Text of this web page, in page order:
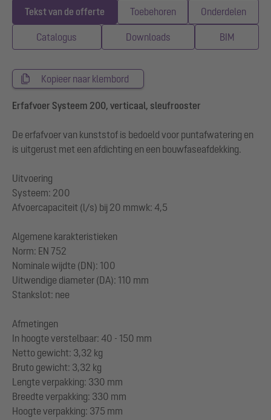
Tekst van de offerte Toebehoren Onderdelen
Catalogus Downloads BIM
Kopieer naar klembord
Erfafvoer Systeem 200, verticaal, sleufrooster
De erfafvoer van kunststof is bedoeld voor puntafwatering en
is uitgerust met een afdichting en een bouwfaseafdekking.
Uitvoering
Systeem: 200
Afvoercapaciteit (l/s) bij 20 mmwk: 4,5
Algemene karakteristieken
Norm: EN 752
Nominale wijdte (DN): 100
Uitwendige diameter (DA): 110 mm
Stankslot: nee
Afmetingen
In hoogte verstelbaar: 40 - 150 mm
Netto gewicht: 3,32 kg
Bruto gewicht: 3,32 kg
Lengte verpakking: 330 mm
Breedte verpakking: 330 mm
Hoogte verpakking: 375 mm